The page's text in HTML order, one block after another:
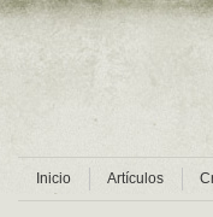
Inicio Artículos